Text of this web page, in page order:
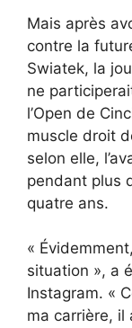
Mais après
contre la
Swiatek, la
ne
l’Open de
muscle droit
selon elle,
pendant plus
quatre ans.
«
situation », a
Instagram. «
ma carrière, il